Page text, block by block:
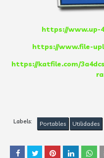
https://www.up-
https://www.file-
https://katfile.com/
Labels: Portables Utilidades